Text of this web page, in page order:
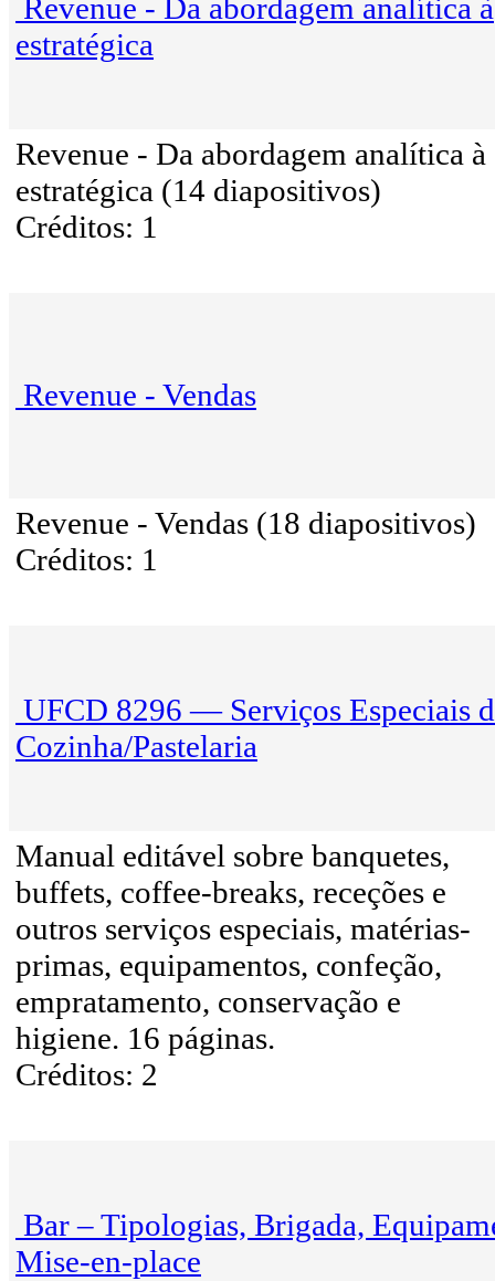
Revenue - Da abordagem analítica à
estratégica
Revenue - Da abordagem analítica à
estratégica (14 diapositivos)
Créditos: 1
Revenue - Vendas
Revenue - Vendas (18 diapositivos)
Créditos: 1
UFCD 8296 — Serviços Especiais
Cozinha/Pastelaria
Manual editável sobre banquetes,
buffets, coffee-breaks, receções e
outros serviços especiais, matérias-
primas, equipamentos, confeção,
empratamento, conservação e
higiene. 16 páginas.
Créditos: 2
Bar – Tipologias, Brigada,
Mise-en-place